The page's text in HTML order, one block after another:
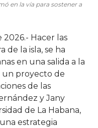
en la vía para sostener a
2026.- Hacer las
de la isla, se ha
en una salida a la
un proyecto de
de las
y Jany
de La Habana,
estrategia